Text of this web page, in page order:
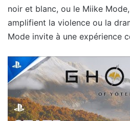
noir et blanc, ou le Miike
amplifient la violence ou la
Mode invite à une expérience